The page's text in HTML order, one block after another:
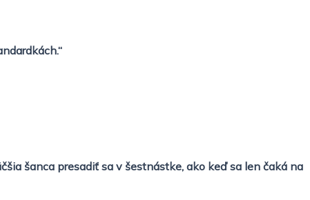
šanca presadiť sa v šestnástke, ako keď sa len čaká na